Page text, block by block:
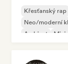
Křesťanský rap
Neo/moderní
Ambient